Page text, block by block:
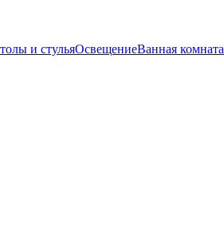
и стульяОсвещениеВанная комната